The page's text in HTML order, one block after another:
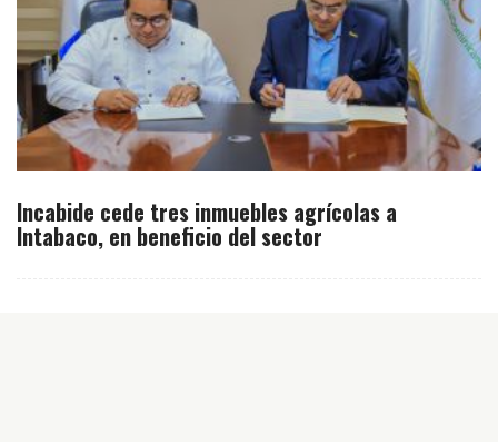
Incabide cede tres inmuebles agrícolas a
Intabaco, en beneficio del sector